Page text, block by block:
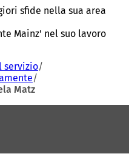
sfide nella sua area
Mainz' nel suo lavoro
servizio
Matz